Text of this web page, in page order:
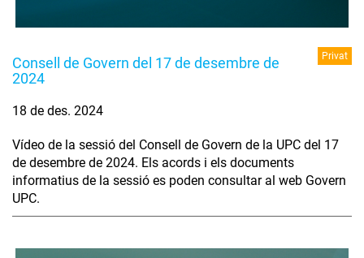
Consell de Govern del 17 de desembre de
2024
Privat
18 de des. 2024
Vídeo de la sessió del Consell de Govern de la UPC del 17
de desembre de 2024. Els acords i els documents
informatius de la sessió es poden consultar al web Govern
UPC.